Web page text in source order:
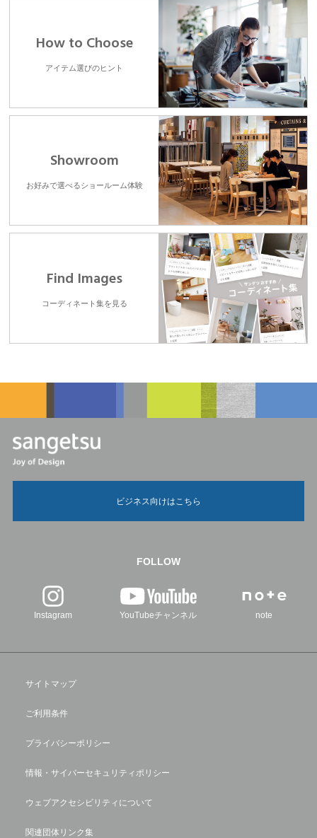
How to Choose
アイテム選びのヒント
Showroom
お好みで選べるショールーム体験
Find Images
コーディネート集を見る
ビジネス向けはこちら
FOLLOW
Instagram YouTubeチャンネル note
サイトマップ
ご利用条件
プライバシーポリシー
情報・サイバーセキュリティポリシー
ウェブアクセシビリティについて
関連団体リンク集